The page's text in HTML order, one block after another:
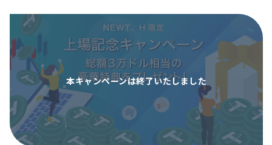
本キャンペーンは終了いたしました